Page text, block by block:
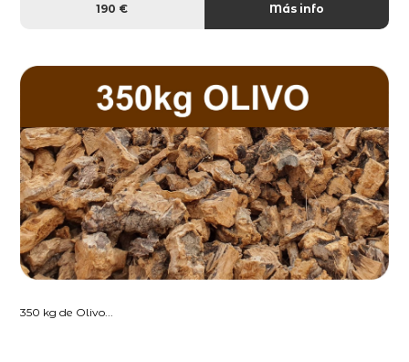
190 € Más info
350 kg de Olivo...